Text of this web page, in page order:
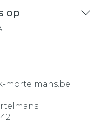
op
mortelmans.be